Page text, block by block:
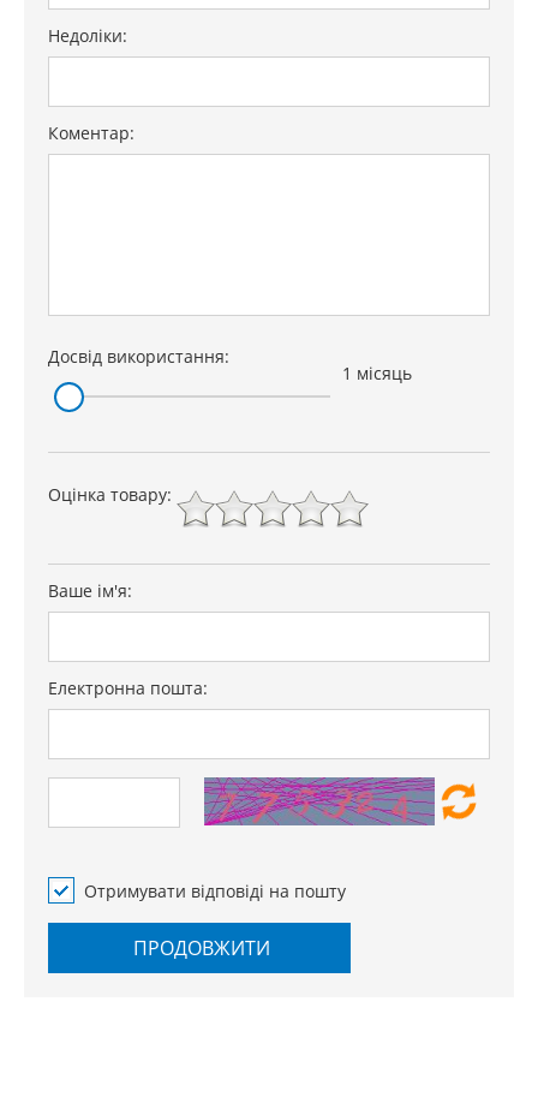
Недоліки:
Коментар:
Досвід використання:
1 місяць
Оцінка товару:
Ваше ім'я:
Електронна пошта:
Отримувати відповіді на пошту
ПРОДОВЖИТИ